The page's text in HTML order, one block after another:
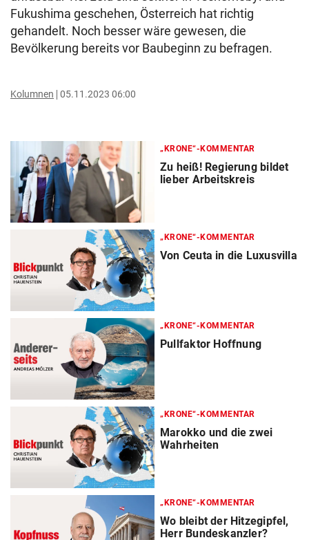
Fukushima geschehen, Österreich hat richtig
gehandelt. Noch besser wäre gewesen, die
Bevölkerung bereits vor Baubeginn zu befragen.
Kolumnen 05.11.2023 06:00
„KRONE“-KOMMENTAR
Zu heiß! Regierung bildet
lieber Arbeitskreis
„KRONE“-KOMMENTAR
Von Ceuta in die Luxusvilla
„KRONE“-KOMMENTAR
Pullfaktor Hoffnung
„KRONE“-KOMMENTAR
Marokko und die zwei
Wahrheiten
„KRONE“-KOMMENTAR
Wo bleibt der Hitzegipfel,
Herr Bundeskanzler?